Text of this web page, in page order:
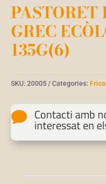
PASTORET
GREC
135G(6)
SKU:20005 Categories:
 Contacti amb
interessat en